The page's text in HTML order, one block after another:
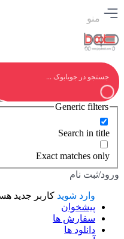
منو
Generic filters
Search in title
Exact matches only
ورود/ثبت نام
وارد شوید کاربر جدید
پیشخوان
سفارش ها
دانلود ها